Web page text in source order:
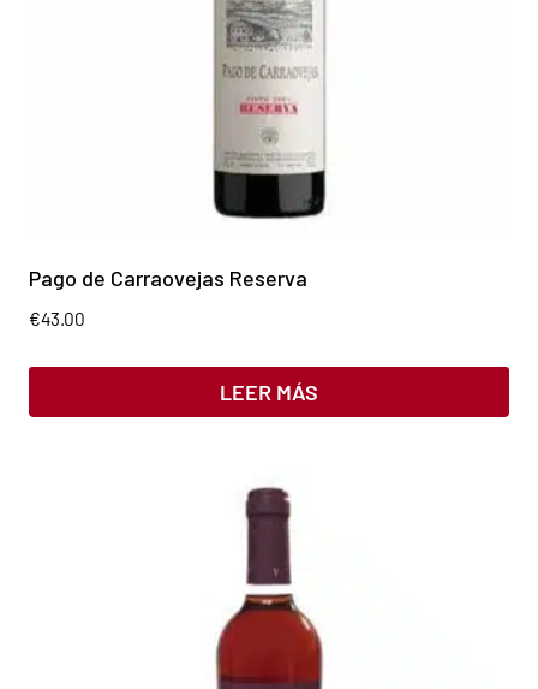
Pago de Carraovejas Reserva
€43.00
LEER MÁS